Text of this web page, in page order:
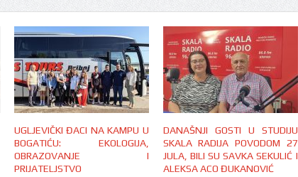
UGLJEVIČKI ĐACI NA KAMPU U
BOGATIĆU: EKOLOGIJA,
OBRAZOVANJE I
PRIJATELJSTVO
DANAŠNJI GOSTI U STUDIJU
SKALA RADIJA POVODOM 27
JULA, BILI SU SAVKA SEKULIĆ I
ALEKSA ACO ĐUKANOVIĆ